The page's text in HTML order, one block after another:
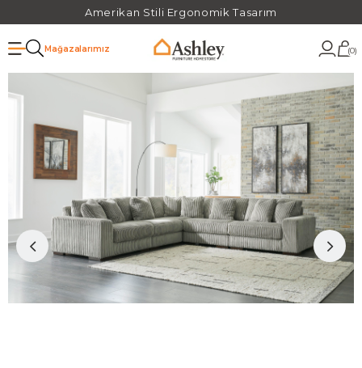
Amerikan Stili Ergonomik Tasarım
Mağazalarımız 0